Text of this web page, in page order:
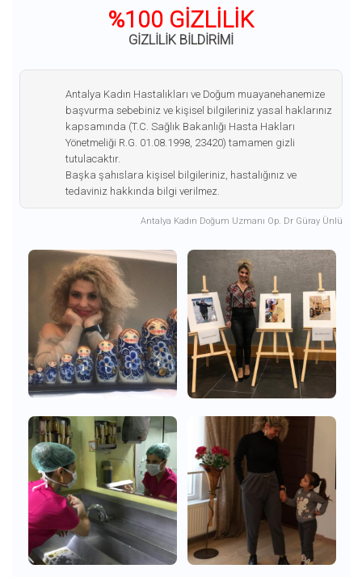
%100 GİZLİLİK
GİZLİLİK BİLDİRİMİ
Antalya Kadın Hastalıkları ve Doğum muayanehanemize
başvurma sebebiniz ve kişisel bilgileriniz yasal haklarınız
kapsamında (T.C. Sağlık Bakanlığı Hasta Hakları
Yönetmeliği R.G. 01.08.1998, 23420) tamamen gizli
tutulacaktır.
Başka şahıslara kişisel bilgileriniz, hastalığınız ve
tedaviniz hakkında bilgi verilmez.
Antalya Kadın Doğum Uzmanı Op. Dr Güray Ünlü